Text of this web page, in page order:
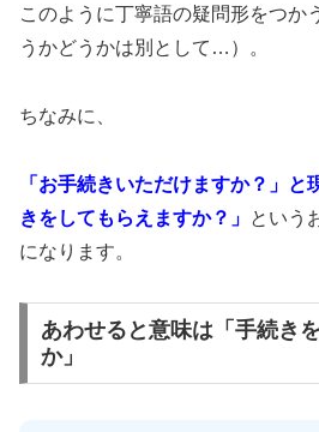
このように丁寧語の疑問形をつか
うかどうかは別として…）。
ちなみに、
「お手続きいただけますか？」
きをしてもらえますか？」 という
になります。
あわせると意味は「手続き
か」